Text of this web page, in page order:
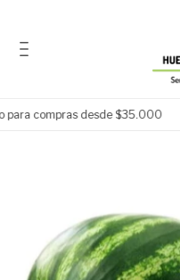
compras desde $35.000